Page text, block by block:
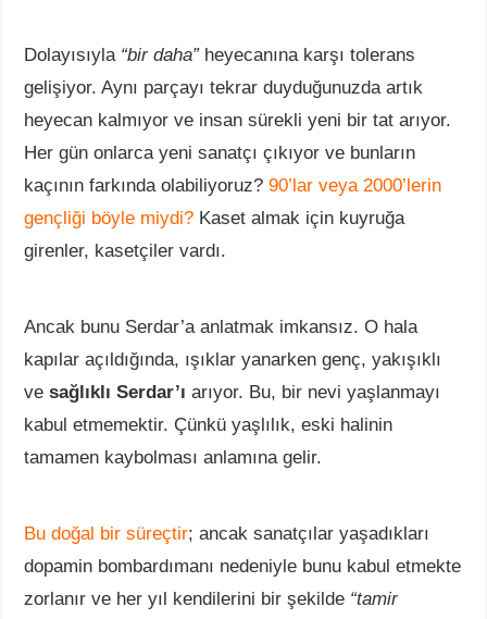
Dolayısıyla “bir daha”heyecanına karşı tolerans
gelişiyor. Aynı parçayı tekrar duyduğunuzda artık
heyecan kalmıyor ve insan sürekli yeni bir tat arıyor.
Her gün onlarca yeni sanatçı çıkıyor ve bunların
kaçının farkında olabiliyoruz?90’lar veya 2000’lerin
gençliği böyle miydi? Kaset almak için kuyruğa
girenler, kasetçiler vardı.
Ancak bunu Serdar’a anlatmak imkansız. O hala
kapılar açıldığında, ışıklar yanarken genç, yakışıklı
vesağlıklı Serdar’ı arıyor. Bu, bir nevi yaşlanmayı
kabul etmemektir. Çünkü yaşlılık, eski halinin
tamamen kaybolması anlamına gelir.
Bu doğal bir süreçtir; ancak sanatçılar yaşadıkları
dopamin bombardımanı nedeniyle bunu kabul etmekte
zorlanır ve her yıl kendilerini bir şekilde “tamir